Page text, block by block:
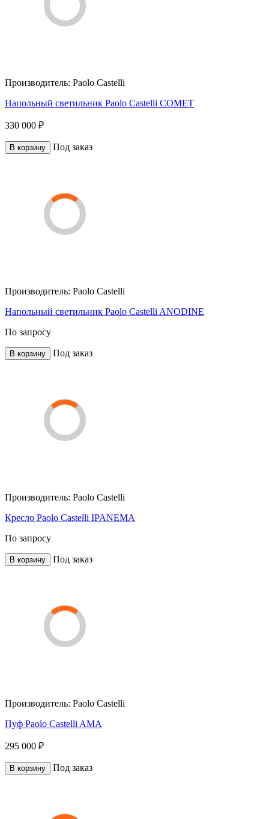
Производитель: Paolo Castelli
Напольный светильник Paolo Castelli COMET
330 000 ₽
В корзину Под заказ
Производитель: Paolo Castelli
Напольный светильник Paolo Castelli ANODINE
По запросу
В корзину Под заказ
Производитель: Paolo Castelli
Кресло Paolo Castelli IPANEMA
По запросу
В корзину Под заказ
Производитель: Paolo Castelli
Пуф Paolo Castelli AMA
295 000 ₽
В корзину Под заказ